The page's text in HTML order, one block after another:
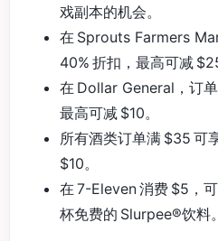
戏副本的机会。
在 Sprouts Farmers
40% 折扣，最高可减
在 Dollar General，订单
最高可减 $10。
所有酒类订单满 $35 可
$10。
在 7-Eleven 消费 $5，
杯免费的 Slurpee®饮料。